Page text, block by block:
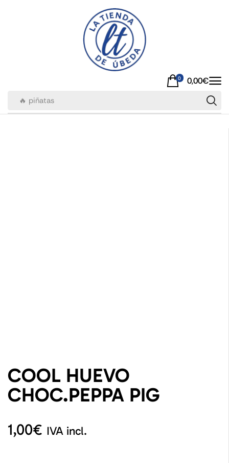
🔥 piñatas
0 0,00€
COOL HUEVO
CHOC.PEPPA PIG
1,00€ IVA incl.